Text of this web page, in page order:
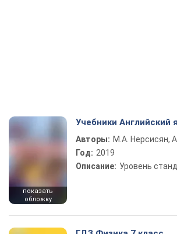
показать
обложку
Учебники Английский
Авторы: М.А. Нерсисян,
Год: 2019
Описание: Уровень